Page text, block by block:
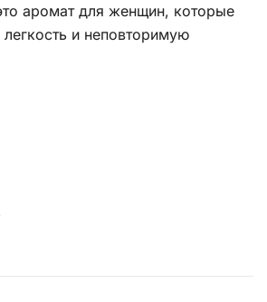
аромат для женщин, которые
и неповторимую